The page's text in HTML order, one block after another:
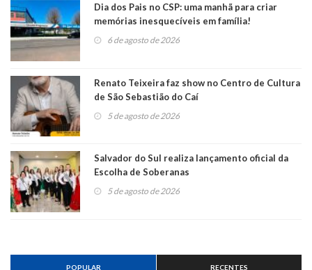
Dia dos Pais no CSP: uma manhã para criar
memórias inesquecíveis em família!
6 de agosto de 2026
Renato Teixeira faz show no Centro de Cultura
de São Sebastião do Caí
5 de agosto de 2026
Salvador do Sul realiza lançamento oficial da
Escolha de Soberanas
5 de agosto de 2026
POPULAR RECENTES